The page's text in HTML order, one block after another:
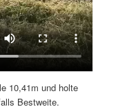
10,41m und holte
Bestweite.